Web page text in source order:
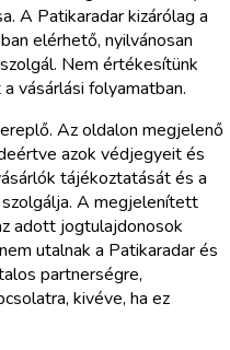
A Patikaradar kizárólag a
elérhető, nyilvánosan
Nem értékesítünk
vásárlási folyamatban.
Az oldalon megjelenő
azok védjegyeit és
tájékoztatását és a
A megjelenített
adott jogtulajdonosok
utalnak a Patikaradar és
partnerségre,
kivéve, ha ez